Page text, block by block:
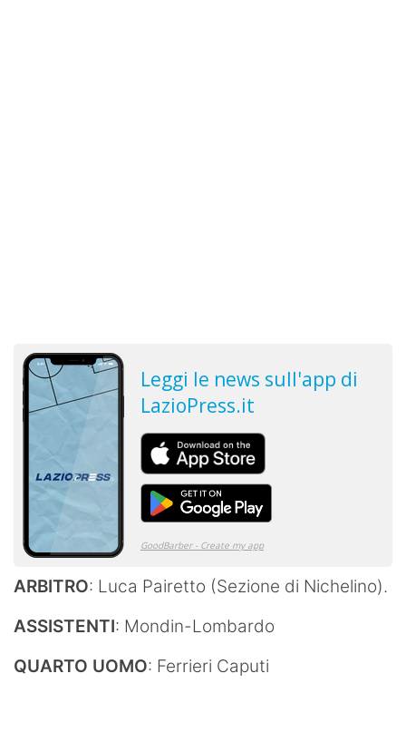
ARBITRO: Luca Pairetto (Sezione di Nichelino).
ASSISTENTI: Mondin-Lombardo
QUARTO UOMO: Ferrieri Caputi